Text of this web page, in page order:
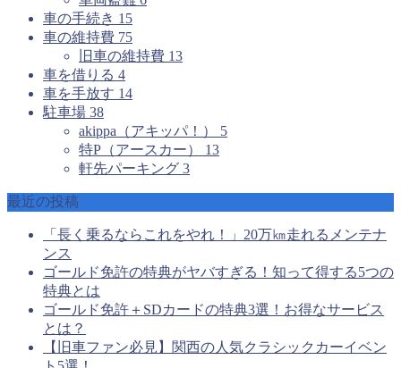
車の手続き 15
車の維持費 75
旧車の維持費 13
車を借りる 4
車を手放す 14
駐車場 38
akippa（アキッパ！） 5
特P（アースカー） 13
軒先パーキング 3
最近の投稿
「長く乗るならこれをやれ！」20万㎞走れるメンテナ
ンス
ゴールド免許の特典がヤバすぎる！知って得する5つの
特典とは
ゴールド免許＋SDカードの特典3選！お得なサービス
とは？
【旧車ファン必見】関西の人気クラシックカーイベン